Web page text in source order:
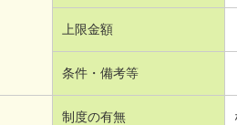
上限金額
条件・備考等
制度の有無